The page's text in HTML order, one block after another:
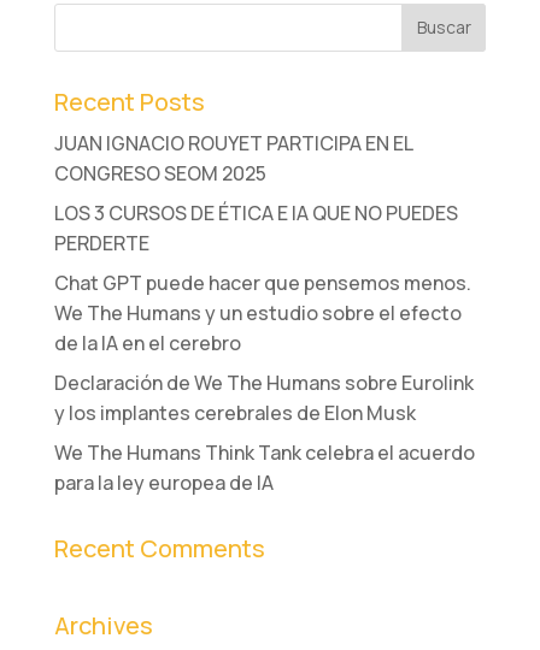
Recent Posts
JUAN IGNACIO ROUYET PARTICIPA EN EL
CONGRESO SEOM 2025
LOS 3 CURSOS DE ÉTICA E IA QUE NO PUEDES
PERDERTE
Chat GPT puede hacer que pensemos menos.
We The Humans y un estudio sobre el efecto
de la IA en el cerebro
Declaración de We The Humans sobre Eurolink
y los implantes cerebrales de Elon Musk
We The Humans Think Tank celebra el acuerdo
para la ley europea de IA
Recent Comments
Archives